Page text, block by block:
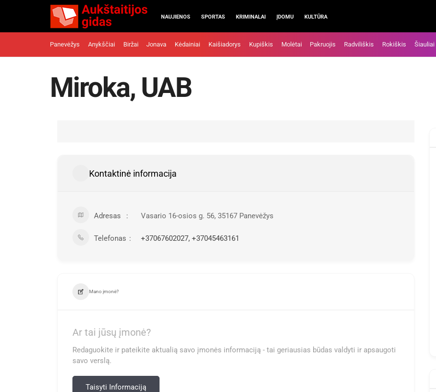
NAUJIENOS SPORTAS KRIMINALAI ĮDOMU KULTŪRA
Panevėžys Anykščiai Biržai Jonava Kėdainiai Kaišiadorys Kupiškis Molėtai Pakruojis Radviliškis Rokiškis Šiauliai
Miroka, UAB
Kontaktinė informacija
Adresas Vasario 16-osios g. 56, 35167 Panevėžys
Telefonas +37067602027, +37045463161
Mano įmonė?
Ar tai jūsų įmonė?
Redaguokite ir pateikite aktualią savo įmonės informaciją - tai geriausias būdas valdyti ir apsaugoti
savo verslą.
Taisyti Informaciją